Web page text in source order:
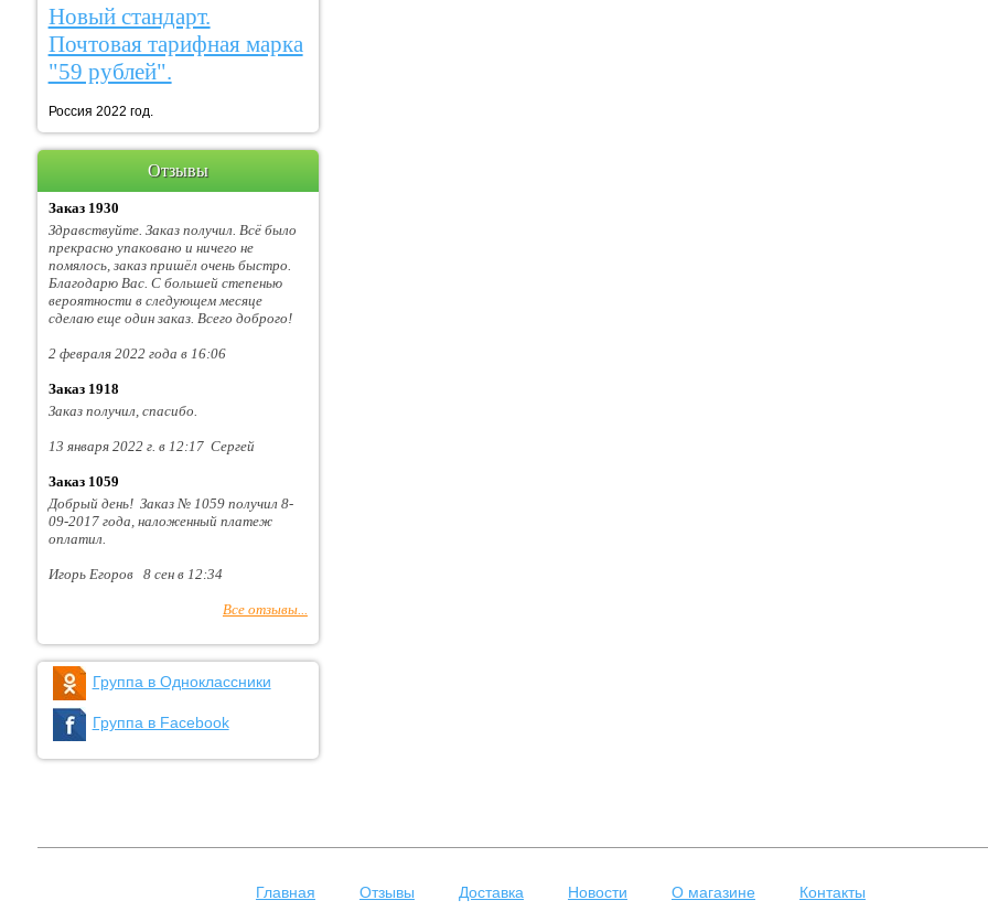
Новый стандарт.
Почтовая тарифная марка
"59 рублей".
Россия 2022 год.
Отзывы
Заказ 1930
Здравствуйте. Заказ получил. Всё было
прекрасно упаковано и ничего не
помялось, заказ пришёл очень быстро.
Благодарю Вас. С большей степенью
вероятности в следующем месяце
сделаю еще один заказ. Всего доброго!
2 февраля 2022 года в 16:06
Заказ 1918
Заказ получил, спасибо.
13 января 2022 г. в 12:17 Сергей
Заказ 1059
Добрый день! Заказ № 1059 получил 8-
09-2017 года, наложенный платеж
оплатил.
Игорь Егоров 8 сен в 12:34
Все отзывы...
Группа в Одноклассники
Группа в Facebook
Главная Отзывы Доставка Новости О магазине Контакты